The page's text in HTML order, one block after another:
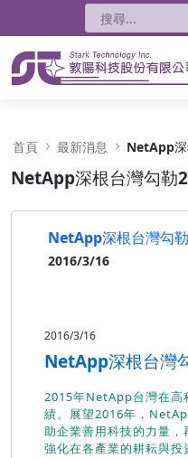
首頁 最新消息
NetApp深根台灣勾勒
NetApp深根台灣勾
2016/3/16
2016/3/16
NetApp深根台灣
2015年NetApp台灣在高
績。展望2016年，
助企業善用科技的力量
強化在各產業的耕耘與